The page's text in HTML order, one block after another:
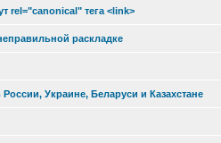
rel="canonical" тега <link>
раскладке
Украине, Беларуси и Казахстане